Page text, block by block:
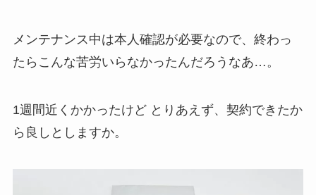
メンテナンス中は本人確認が必要なので、終わっ
たらこんな苦労いらなかったんだろうなあ…。
1週間近くかかったけど とりあえず、契約できたか
ら良しとしますか。